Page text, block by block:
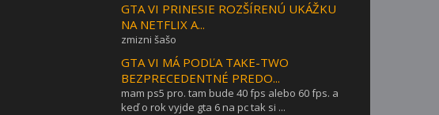
GTA VI PRINESIE ROZŠÍRENÚ UKÁŽKU
NA NETFLIX A...
zmizni šašo
GTA VI MÁ PODĽA TAKE-TWO
BEZPRECEDENTNÉ PREDO...
mam ps5 pro. tam bude 40 fps alebo 60 fps. a
keď o rok vyjde gta 6 na pc tak si ...